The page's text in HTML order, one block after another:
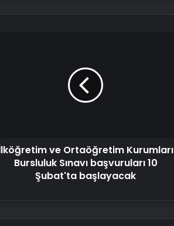
ve Ortaöğretim Kurumları
Bursluluk Sınavı başvuruları 10
Şubat'ta başlayacak